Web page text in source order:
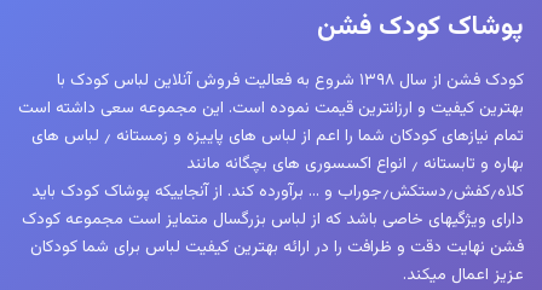
پوشاک کودک فشن
کودک فشن از سال ۱۳۹۸ شروع به فعالیت فروش آنلاین لباس کودک با
بهترین کیفیت و ارزانترین قیمت نموده است. این مجموعه سعی داشته است
تمام نیازهای کودکان شما را اعم از لباس های پاییزه و زمستانه ٫ لباس های
بهاره و تابستانه ٫ انواع اکسسوری های بچگانه مانند
کلاه٫کفش٫دستکش٫جوراب و … برآورده کند. از آنجاییکه پوشاک کودک باید
دارای ویژگیهای خاصی باشد که از لباس بزرگسال متمایز است مجموعه کودک
فشن نهایت دقت و ظرافت را در ارائه بهترین کیفیت لباس برای شما کودکان
عزیز اعمال میکند.